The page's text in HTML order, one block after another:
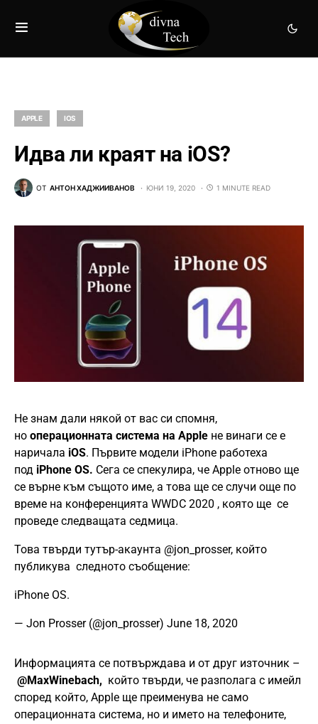
APPLE IOS
Идва ли краят на iOS?
ОТ АНТОН ХАДЖИИВАНОВ ЮНИ 19, 2020 1 MINUTE READ
Не знам дали някой от вас си спомня,
но операционната система на Apple не винаги се е
наричала iOS. Първите модели iPhone работеха
под iPhone OS. Сега се спекулира, че Apple отново ще
се върне към същото име, а това ще се случи още по
време на конференцията WWDC 2020 , която ще се
проведе следващата седмица.
Това твърди тутър-акаунта @jon_prosser, който
публикува следното съобщение:
iPhone OS.
— Jon Prosser (@jon_prosser) June 18, 2020
Информацията се потвърждава и от друг източник –
@MaxWinebach, който твърди, че разполага с имейл
според който, Apple ще преименува не само
операционната система, но и името на телефоните,